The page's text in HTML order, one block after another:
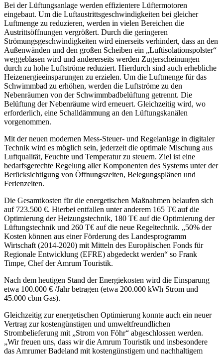
Bei der Lüftungsanlage werden effizientere Lüftermotoren
eingebaut. Um die Luftaustrittsgeschwindigkeiten bei gleicher
Luftmenge zu reduzieren, werden in vielen Bereichen die
Austrittsöffnungen vergrößert. Durch die geringeren
Strömungsgeschwindigkeiten wird einerseits verhindert, dass an den
Außenwänden und den großen Scheiben ein „Luftisolationspolster“
weggeblasen wird und andererseits werden Zugerscheinungen
durch zu hohe Luftströme reduziert. Hierdurch sind auch erhebliche
Heizenergieeinsparungen zu erzielen. Um die Luftmenge für das
Schwimmbad zu erhöhen, werden die Luftströme zu den
Nebenräumen von der Schwimmbadbelüftung getrennt. Die
Belüftung der Nebenräume wird erneuert. Gleichzeitig wird, wo
erforderlich, eine Schalldämmung an den Lüftungskanälen
vorgenommen.
Mit der neuen modernen Mess-Steuer- und Regelanlage in digitaler
Technik wird es möglich sein, jederzeit die optimale Mischung aus
Luftqualität, Feuchte und Temperatur zu steuern. Ziel ist eine
bedarfsgerechte Regelung aller Komponenten des Systems unter der
Berücksichtigung von Öffnungszeiten, Belegungsplänen und
Ferienzeiten.
Die Gesamtkosten für die energetischen Maßnahmen belaufen sich
auf 723.500 €. Hierbei entfallen unter anderem 165 T€ auf die
Optimierung der Heizungstechnik, 180 T€ auf die Optimierung der
Lüftungstechnik und 260 T€ auf die neue Regeltechnik. „50% der
Kosten können aus einer Förderung des Landesprogramm
Wirtschaft (2014-2020) mit Mitteln des Europäischen Fonds für
Regionale Entwicklung (EFRE) abgedeckt werden“ so Frank
Timpe, Chef der Amrum Touristik.
Nach dem heutigen Stand der Energiekosten wird die Einsparung
etwa 100.000 € /Jahr betragen (etwa 200.000 kWh Strom und
45.000 cbm Gas).
Gleichzeitig zur energetischen Optimierung konnte auch ein neuer
Vertrag zur kostengünstigen und umweltfreundlichen
Strombelieferung mit „Strom von Föhr“ abgeschlossen werden.
„Wir freuen uns, dass wir die Amrum Touristik und insbesondere
das Amrumer Badeland mit kostengünstigem und nachhaltigem